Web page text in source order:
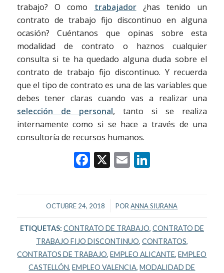
trabajo? O como trabajador¿has tenido un
contrato de trabajo fijo discontinuo en alguna
ocasión? Cuéntanos que opinas sobre esta
modalidad de contrato o haznos cualquier
consulta si te ha quedado alguna duda sobre el
contrato de trabajo fijo discontinuo. Y recuerda
que el tipo de contrato es una de las variables que
debes tener claras cuando vas a realizar una
selección de personal, tanto si se realiza
internamente como si se hace a través de una
consultoría de recursos humanos.
Facebook
X EmailLinkedIn
OCTUBRE 24, 2018
/ PORANNA SIURANA
ETIQUETAS: CONTRATO DE TRABAJO, CONTRATO DE
TRABAJO FIJO DISCONTINUO, CONTRATOS,
CONTRATOS DE TRABAJO,EMPLEO ALICANTE,EMPLEO
CASTELLÓN,EMPLEO VALENCIA,MODALIDAD DE